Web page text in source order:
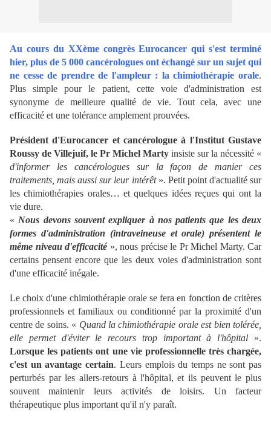
Au cours du XXème congrès Eurocancer qui s'est terminé
hier, plus de 5 000 cancérologues ont échangé sur un sujet qui
ne cesse de prendre de l'ampleur : la chimiothérapie orale.
Plus simple pour le patient, cette voie d'administration est
synonyme de meilleure qualité de vie. Tout cela, avec une
efficacité et une tolérance amplement prouvées.
Président d'Eurocancer et cancérologue à l'Institut Gustave
Roussy de Villejuif, le Pr Michel Marty insiste sur la nécessité «
d'informer les cancérologues sur la façon de manier ces
traitements, mais aussi sur leur intérêt». Petit point d'actualité sur
les chimiothérapies orales… et quelques idées reçues qui ont la
vie dure.
« Nous devons souvent expliquer à nos patients que les deux
formes d'administration (intraveineuse et orale) présentent le
même niveau d'efficacité», nous précise le Pr Michel Marty. Car
certains pensent encore que les deux voies d'administration sont
d'une efficacité inégale.
Le choix d'une chimiothérapie orale se fera en fonction de critères
professionnels et familiaux ou conditionné par la proximité d'un
centre de soins. « Quand la chimiothérapie orale est bien tolérée,
elle permet d'éviter le recours trop important à l'hôpital ».
Lorsque les patients ont une vie professionnelle très chargée,
c'est un avantage certain. Leurs emplois du temps ne sont pas
perturbés par les allers-retours à l'hôpital, et ils peuvent le plus
souvent maintenir leurs activités de loisirs. Un facteur
thérapeutique plus important qu'il n'y paraît.